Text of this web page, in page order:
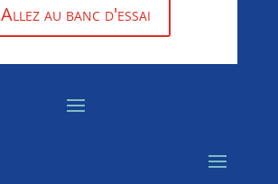
Allez au banc d'essai